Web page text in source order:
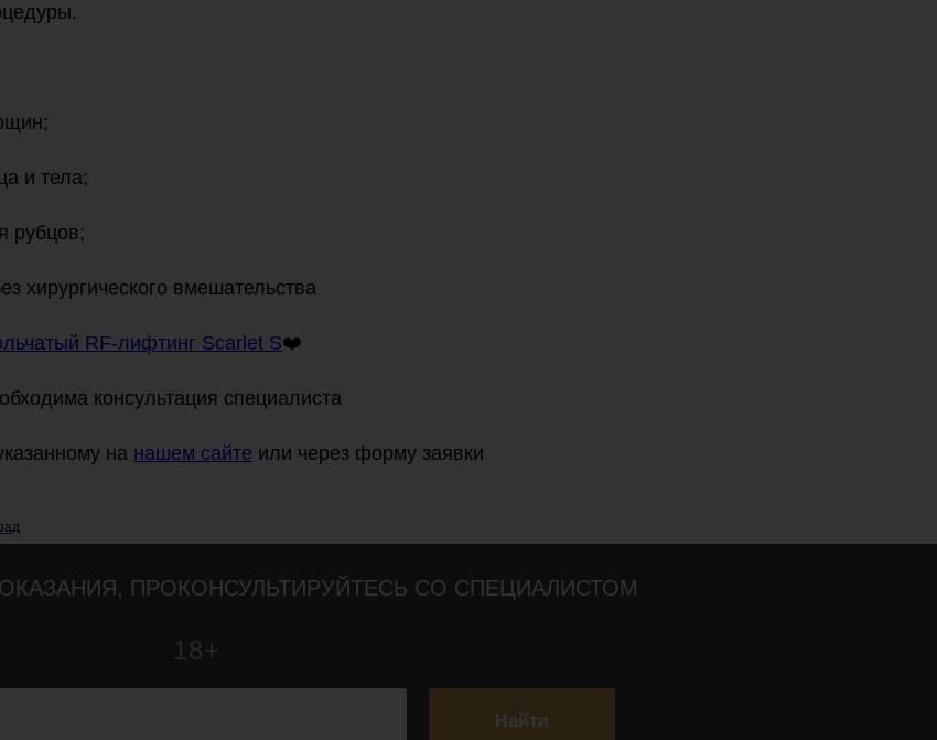
и тела;
рубцов;
хирургического вмешательства
RF-лифтинг Scarlet S❤️
консультация специалиста
на нашем сайте или через форму заявки
ПРОКОНСУЛЬТИРУЙТЕСЬ СО СПЕЦИАЛИСТОМ
18+
Найти